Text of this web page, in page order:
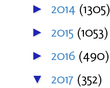
► 2014 (1305)
► 2015 (1053)
► 2016 (490)
▼ 2017 (352)